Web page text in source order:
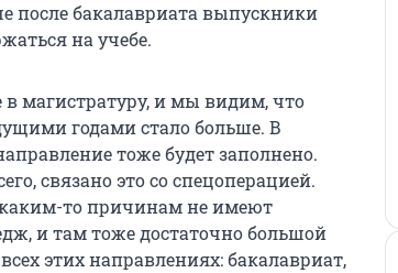
после бакалавриата выпускники
на учебе.
в магистратуру, и мы видим, что
годами стало больше. В
тоже будет заполнено.
связано это со спецоперацией.
каким-то причинам не имеют
и там тоже достаточно большой
этих направлениях: бакалавриат,